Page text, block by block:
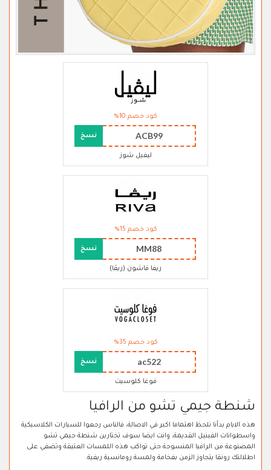
كود خصم 10%
ACB99 نسخ
ليفيل شوز
كود خصم 15%
MM88 نسخ
ريفا فاشون (ريڤا)
كود خصم 35%
ac522 نسخ
فوغا كلوسيت
شنطة جيمي تشو من الرافيا
هذه الايام بدأنا نلحظ اهتماما اكبر في الاصالة، فالناس رجعوا للسيارات الكلاسيكية
واسطوانات الفينيل القديمة، وانت ايضا سوف تختارين شنطة جيمي تشو
المصنوعة من الرافيا المنسوجة حتى تواكب هذه اللمسات العتيقة وتضفي على
اطلالتك رونقا يتجاوز الزمن بفخامة ولمسة رومانسية ريفية.